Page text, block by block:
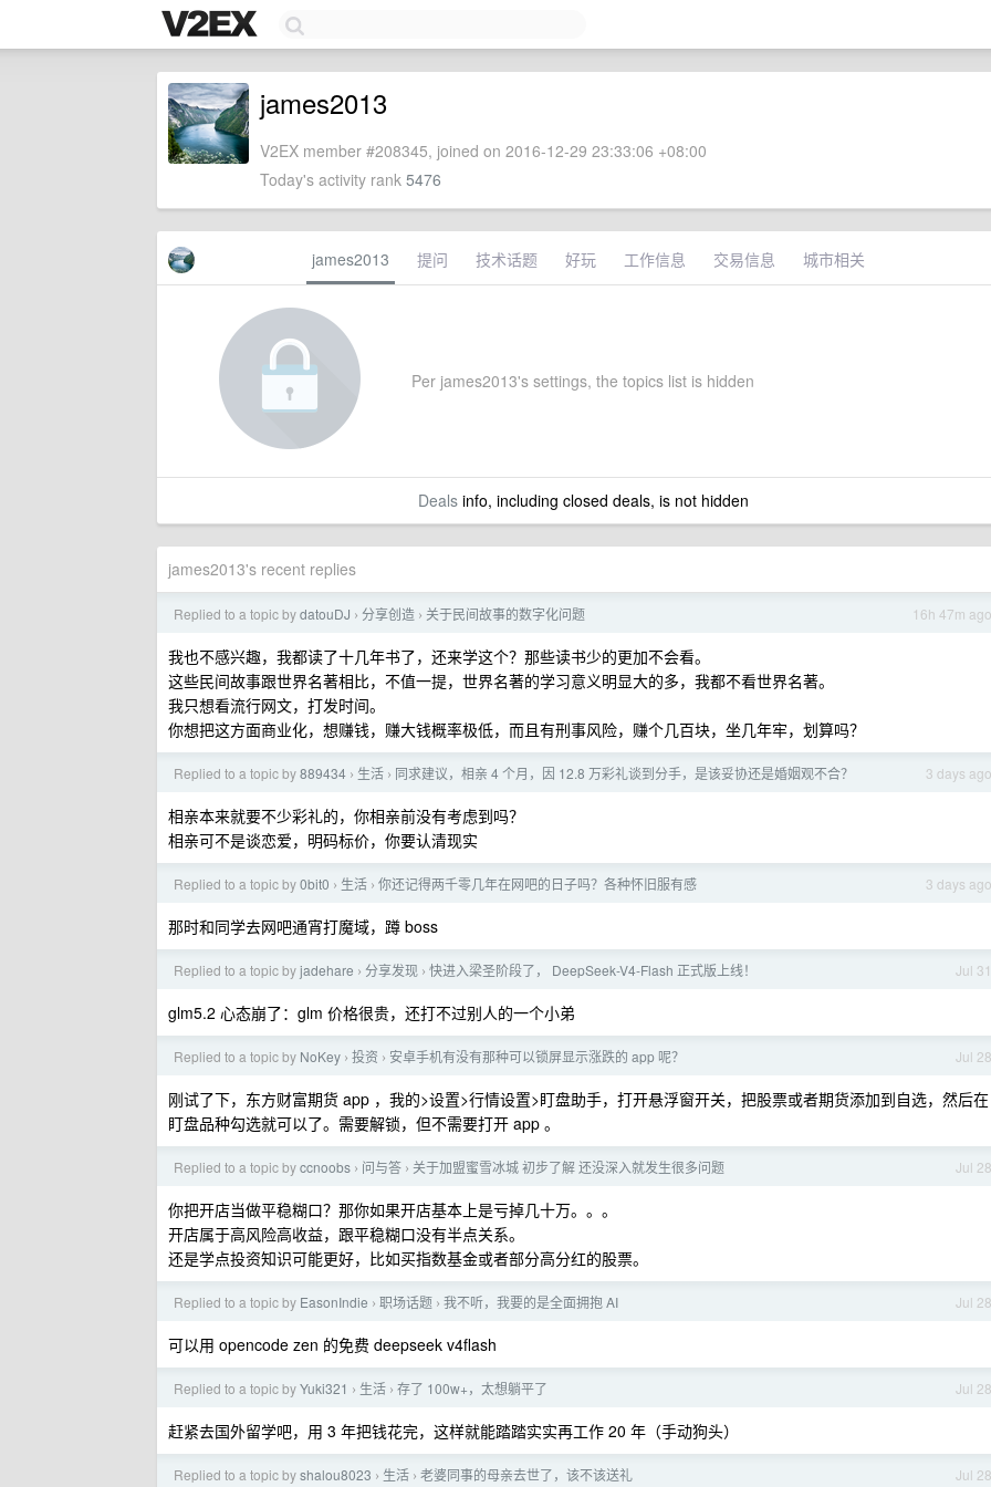
james2013
V2EX member #208345, joined on 2016-12-29 23:33:06 +08:00
Today's activity rank 5476
james2013 提问 技术话题 好玩 工作信息 交易信息 城市相关
Per james2013's settings, the topics list is hidden
Dealsinfo, including closed deals, is not hidden
james2013's recent replies
16h 47m ago
Replied to a topic bydatouDJ › 分享创造 › 关于民间故事的数字化问题
我也不感兴趣，我都读了十几年书了，还来学这个？那些读书少的更加不会看。
这些民间故事跟世界名著相比，不值一提，世界名著的学习意义明显大的多，我都不看世界名著。
我只想看流行网文，打发时间。
你想把这方面商业化，想赚钱，赚大钱概率极低，而且有刑事风险，赚个几百块，坐几年牢，划算吗？
3 days ago
Replied to a topic by889434 › 生活 › 同求建议，相亲 4 个月，因 12.8 万彩礼谈到分手，是该妥协还是婚姻观不合？
相亲本来就要不少彩礼的，你相亲前没有考虑到吗？
相亲可不是谈恋爱，明码标价，你要认清现实
3 days ago
Replied to a topic by0bit0 › 生活 › 你还记得两千零几年在网吧的日子吗？各种怀旧服有感
那时和同学去网吧通宵打魔域，蹲 boss
Jul 31
Replied to a topic byjadehare › 分享发现 › 快进入梁圣阶段了， DeepSeek-V4-Flash 正式版上线！
glm5.2 心态崩了：glm 价格很贵，还打不过别人的一个小弟
Jul 28
Replied to a topic by NoKey › 投资 › 安卓手机有没有那种可以锁屏显示涨跌的 app 呢？
刚试了下，东方财富期货 app ，我的>设置>行情设置>盯盘助手，打开悬浮窗开关，把股票或者期货添加到自选，然后在
盯盘品种勾选就可以了。需要解锁，但不需要打开 app 。
Jul 28
Replied to a topic byccnoobs › 问与答 › 关于加盟蜜雪冰城 初步了解 还没深入就发生很多问题
你把开店当做平稳糊口？那你如果开店基本上是亏掉几十万。。。
开店属于高风险高收益，跟平稳糊口没有半点关系。
还是学点投资知识可能更好，比如买指数基金或者部分高分红的股票。
Jul 28
Replied to a topic by EasonIndie › 职场话题 › 我不听，我要的是全面拥抱 AI
可以用 opencode zen 的免费 deepseek v4flash
Jul 28
Replied to a topic byYuki321 › 生活 › 存了 100w+，太想躺平了
赶紧去国外留学吧，用 3 年把钱花完，这样就能踏踏实实再工作 20 年（手动狗头）
Jul 28
Replied to a topic byshalou8023 › 生活 › 老婆同事的母亲去世了，该不该送礼